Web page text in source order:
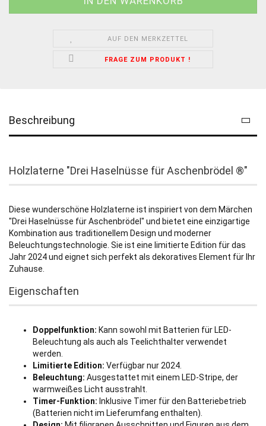
AUF DEN MERKZETTEL
FRAGE ZUM PRODUKT !
Beschreibung
Holzlaterne "Drei Haselnüsse für Aschenbrödel ®"
Diese wunderschöne Holzlaterne ist inspiriert von dem Märchen
"Drei Haselnüsse für Aschenbrödel" und bietet eine einzigartige
Kombination aus traditionellem Design und moderner
Beleuchtungstechnologie. Sie ist eine limitierte Edition für das
Jahr 2024 und eignet sich perfekt als dekoratives Element für Ihr
Zuhause.
Eigenschaften
Doppelfunktion: Kann sowohl mit Batterien für LED-
Beleuchtung als auch als Teelichthalter verwendet
werden.
Limitierte Edition: Verfügbar nur 2024.
Beleuchtung: Ausgestattet mit einem LED-Stripe, der
warmweißes Licht ausstrahlt.
Timer-Funktion: Inklusive Timer für den Batteriebetrieb
(Batterien nicht im Lieferumfang enthalten).